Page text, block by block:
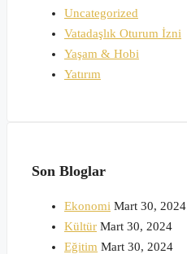
Uncategorized
Vatadaşlık Oturum İzni
Yaşam & Hobi
Yatırım
Son Bloglar
Ekonomi Mart 30, 2024
Kültür Mart 30, 2024
Eğitim Mart 30, 2024